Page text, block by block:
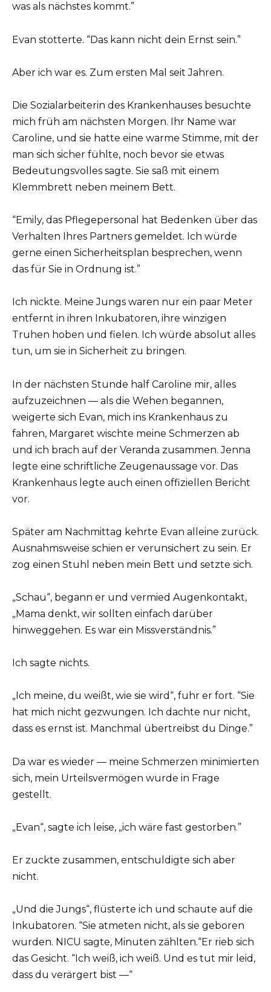
was als nächstes kommt.”
Evan stotterte. “Das kann nicht dein Ernst sein.”
Aber ich war es. Zum ersten Mal seit Jahren.
Die Sozialarbeiterin des Krankenhauses besuchte
mich früh am nächsten Morgen. Ihr Name war
Caroline, und sie hatte eine warme Stimme, mit der
man sich sicher fühlte, noch bevor sie etwas
Bedeutungsvolles sagte. Sie saß mit einem
Klemmbrett neben meinem Bett.
“Emily, das Pflegepersonal hat Bedenken über das
Verhalten Ihres Partners gemeldet. Ich würde
gerne einen Sicherheitsplan besprechen, wenn
das für Sie in Ordnung ist.”
Ich nickte. Meine Jungs waren nur ein paar Meter
entfernt in ihren Inkubatoren, ihre winzigen
Truhen hoben und fielen. Ich würde absolut alles
tun, um sie in Sicherheit zu bringen.
In der nächsten Stunde half Caroline mir, alles
aufzuzeichnen — als die Wehen begannen,
weigerte sich Evan, mich ins Krankenhaus zu
fahren, Margaret wischte meine Schmerzen ab
und ich brach auf der Veranda zusammen. Jenna
legte eine schriftliche Zeugenaussage vor. Das
Krankenhaus legte auch einen offiziellen Bericht
vor.
Später am Nachmittag kehrte Evan alleine zurück.
Ausnahmsweise schien er verunsichert zu sein. Er
zog einen Stuhl neben mein Bett und setzte sich.
„Schau“, begann er und vermied Augenkontakt,
„Mama denkt, wir sollten einfach darüber
hinweggehen. Es war ein Missverständnis.”
Ich sagte nichts.
„Ich meine, du weißt, wie sie wird“, fuhr er fort. “Sie
hat mich nicht gezwungen. Ich dachte nur nicht,
dass es ernst ist. Manchmal übertreibst du Dinge.”
Da war es wieder — meine Schmerzen minimierten
sich, mein Urteilsvermögen wurde in Frage
gestellt.
„Evan“, sagte ich leise, „ich wäre fast gestorben.”
Er zuckte zusammen, entschuldigte sich aber
nicht.
„Und die Jungs“, flüsterte ich und schaute auf die
Inkubatoren. “Sie atmeten nicht, als sie geboren
wurden. NICU sagte, Minuten zählten.“Er rieb sich
das Gesicht. “Ich weiß, ich weiß. Und es tut mir leid,
dass du verärgert bist —“